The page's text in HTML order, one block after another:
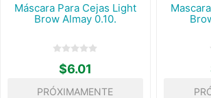
Máscara Para Cejas Light
Brow Almay 0.10.
$6.01
PRÓXIMAMENTE